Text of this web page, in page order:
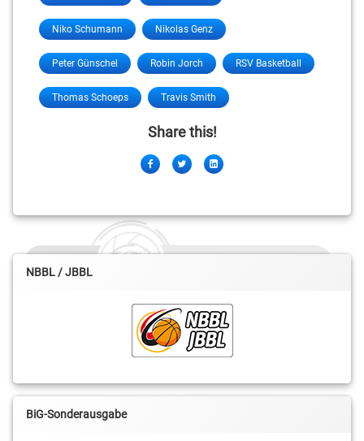
Niko Schumann Nikolas Genz
Peter Günschel Robin Jorch RSV Basketball
Thomas Schoeps Travis Smith
Share this!
FacebookTwitterLinkedIn
NBBL / JBBL
BiG-Sonderausgabe